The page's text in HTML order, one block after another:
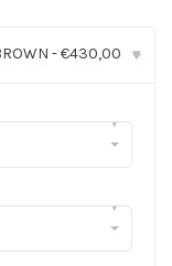
- €430,00 ▾
▾
▾